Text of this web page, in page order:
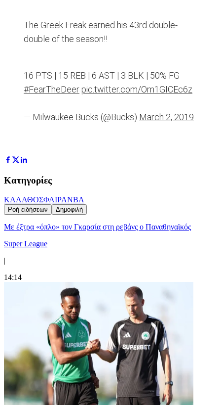
The Greek Freak earned his 43rd double-
double of the season!!
16 PTS | 15 REB | 6 AST | 3 BLK | 50% FG
#FearTheDeer pic.twitter.com/Om1GICEc6z
— Milwaukee Bucks (@Bucks) March 2, 2019
Κατηγορίες
ΚΑΛΑΘΟΣΦΑΙΡΑNBA
Ροή ειδήσεων Δημοφιλή
Mε έξτρα «όπλο» τον Γκαρσία στη ρεβάνς ο Παναθηναϊκός
Super League
|
14:14